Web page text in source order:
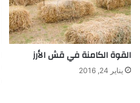
القوة الكامنة في قش الأرز
يناير 24, 2016